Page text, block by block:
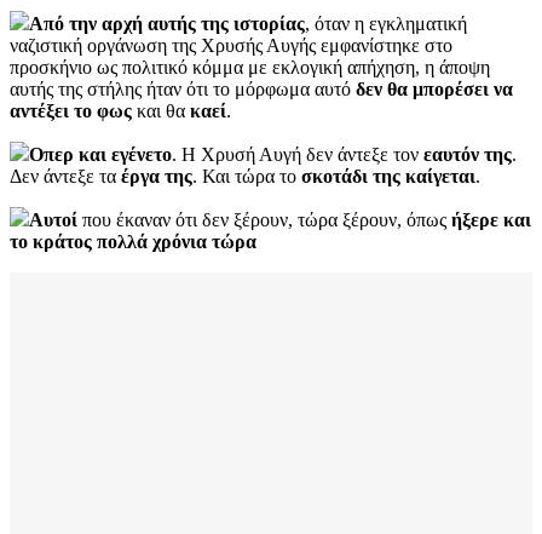
Από την αρχή αυτής της ιστορίας, όταν η εγκληματική
ναζιστική οργάνωση της Χρυσής Αυγής εμφανίστηκε στο
προσκήνιο ως πολιτικό κόμμα με εκλογική απήχηση, η άποψη
αυτής της στήλης ήταν ότι το μόρφωμα αυτό δεν θα μπορέσει να
αντέξει το φως και θα καεί.
Οπερ και εγένετο. Η Χρυσή Αυγή δεν άντεξε τον εαυτόν της.
Δεν άντεξε τα έργα της. Και τώρα το σκοτάδι της καίγεται.
Αυτοί που έκαναν ότι δεν ξέρουν, τώρα ξέρουν, όπως ήξερε και
το κράτος πολλά χρόνια τώρα